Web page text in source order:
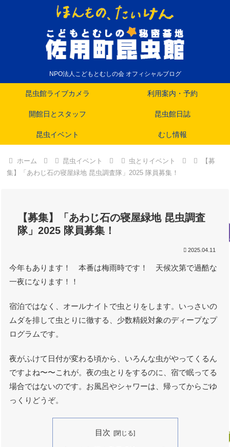
NPO法人こどもとむしの会 オフィシャルブログ
昆虫館ライブカメラ 利用案内・予約
開館日とスタッフ 昆虫館日誌
昆虫イベント むし情報
ホーム 昆虫イベント 虫とりイベント
【募
集】「あわじ石の寝屋緑地 昆虫調査隊」2025 隊員募集！
【募集】「あわじ石の寝屋緑地 昆虫調査
隊」2025 隊員募集！
2025.04.11
今年もあります！ 本番は梅雨時です！ 天候次第で過酷な
一夜になります！！
宿泊ではなく、オールナイトで虫とりをします。いっさいの
ムダを排して虫とりに徹する、少数精鋭対象のディープなプ
ログラムです。
夜がふけて日付が変わる頃から、いろんな虫がやってくるん
ですよね〜〜これが。夜の虫とりをするのに、宿で眠ってる
場合ではないのです。お風呂やシャワーは、帰ってからごゆ
っくりどうぞ。
目次